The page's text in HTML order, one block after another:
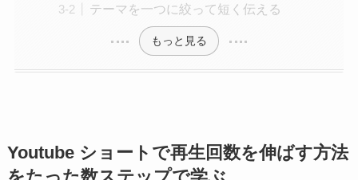
テーマを一つに絞って短く伝える
もっと見る
Youtube ショートで再生回数を伸ばす方法